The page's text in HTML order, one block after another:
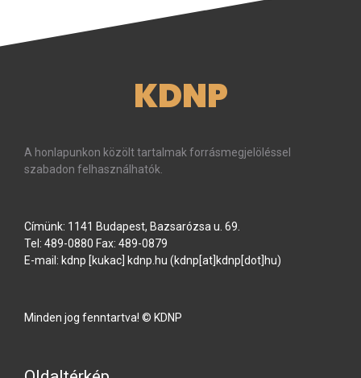
KDNP
A honlapunkon közölt tartalmak forrásmegjelöléssel
szabadon felhasználhatók.
Címünk: 1141 Budapest, Bazsarózsa u. 69.
Tel: 489-0880 Fax: 489-0879
E-mail: kdnp [kukac] kdnp hu (kdnp[at]kdnp[dot]hu)
Minden jog fenntartva! © KDNP